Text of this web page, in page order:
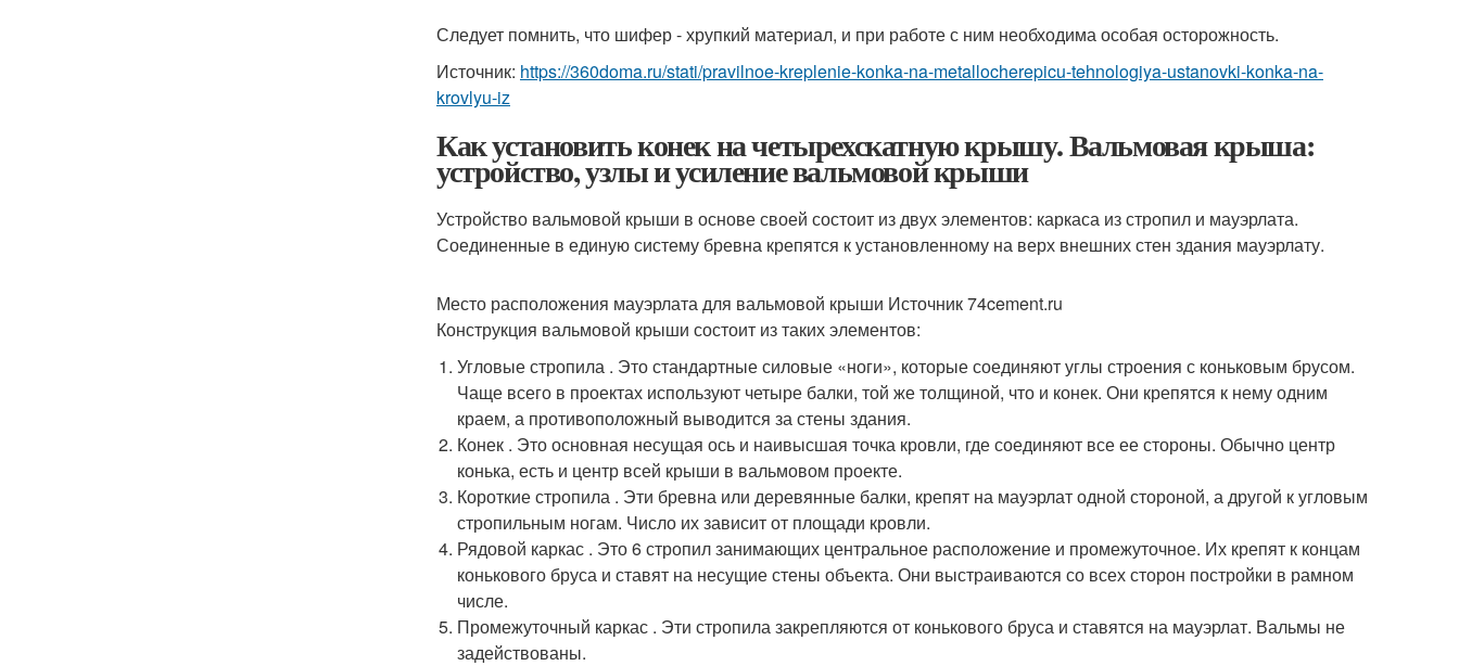
Следует помнить, что шифер - хрупкий материал, и при работе с ним необходима особая осторожность.
Источник: https://360doma.ru/stati/pravilnoe-kreplenie-konka-na-metallocherepicu-tehnologiya-ustanovki-konka-na-
krovlyu-iz
Как установить конек на четырехскатную крышу. Вальмовая крыша:
устройство, узлы и усиление вальмовой крыши
Устройство вальмовой крыши в основе своей состоит из двух элементов: каркаса из стропил и мауэрлата.
Соединенные в единую систему бревна крепятся к установленному на верх внешних стен здания мауэрлату.
Место расположения мауэрлата для вальмовой крыши Источник 74cement.ru
Конструкция вальмовой крыши состоит из таких элементов:
Угловые стропила . Это стандартные силовые «ноги», которые соединяют углы строения с коньковым брусом.
Чаще всего в проектах используют четыре балки, той же толщиной, что и конек. Они крепятся к нему одним
краем, а противоположный выводится за стены здания.
Конек . Это основная несущая ось и наивысшая точка кровли, где соединяют все ее стороны. Обычно центр
конька, есть и центр всей крыши в вальмовом проекте.
Короткие стропила . Эти бревна или деревянные балки, крепят на мауэрлат одной стороной, а другой к угловым
стропильным ногам. Число их зависит от площади кровли.
Рядовой каркас . Это 6 стропил занимающих центральное расположение и промежуточное. Их крепят к концам
конькового бруса и ставят на несущие стены объекта. Они выстраиваются со всех сторон постройки в рамном
числе.
Промежуточный каркас . Эти стропила закрепляются от конькового бруса и ставятся на мауэрлат. Вальмы не
задействованы.